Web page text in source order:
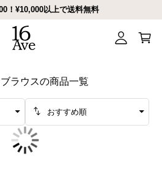
！¥10,000以上で送料無料
ラウスの商品一覧
おすすめ順